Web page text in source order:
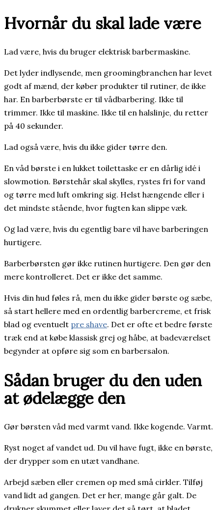
Hvornår du skal lade være
Lad være, hvis du bruger elektrisk barbermaskine.
Det lyder indlysende, men groomingbranchen har levet
godt af mænd, der køber produkter til rutiner, de ikke
har. En barberbørste er til vådbarbering. Ikke til
trimmer. Ikke til maskine. Ikke til en halslinje, du retter
på 40 sekunder.
Lad også være, hvis du ikke gider tørre den.
En våd børste i en lukket toilettaske er en dårlig idé i
slowmotion. Børstehår skal skylles, rystes fri for vand
og tørre med luft omkring sig. Helst hængende eller i
det mindste stående, hvor fugten kan slippe væk.
Og lad være, hvis du egentlig bare vil have barberingen
hurtigere.
Barberbørsten gør ikke rutinen hurtigere. Den gør den
mere kontrolleret. Det er ikke det samme.
Hvis din hud føles rå, men du ikke gider børste og sæbe,
så start hellere med en ordentlig barbercreme, et frisk
blad og eventuelt pre shave. Det er ofte et bedre første
træk end at købe klassisk grej og håbe, at badeværelset
begynder at opføre sig som en barbersalon.
Sådan bruger du den uden
at ødelægge den
Gør børsten våd med varmt vand. Ikke kogende. Varmt.
Ryst noget af vandet ud. Du vil have fugt, ikke en børste,
der drypper som en utæt vandhane.
Arbejd sæben eller cremen op med små cirkler. Tilføj
vand lidt ad gangen. Det er her, mange går galt. De